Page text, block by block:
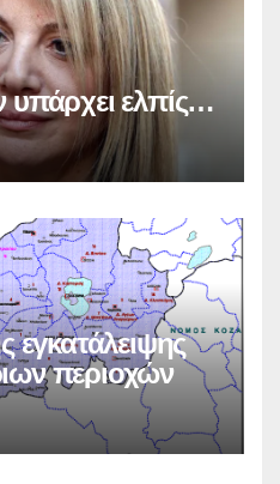
ελπίς…
εγκατάλειψης
περιοχών